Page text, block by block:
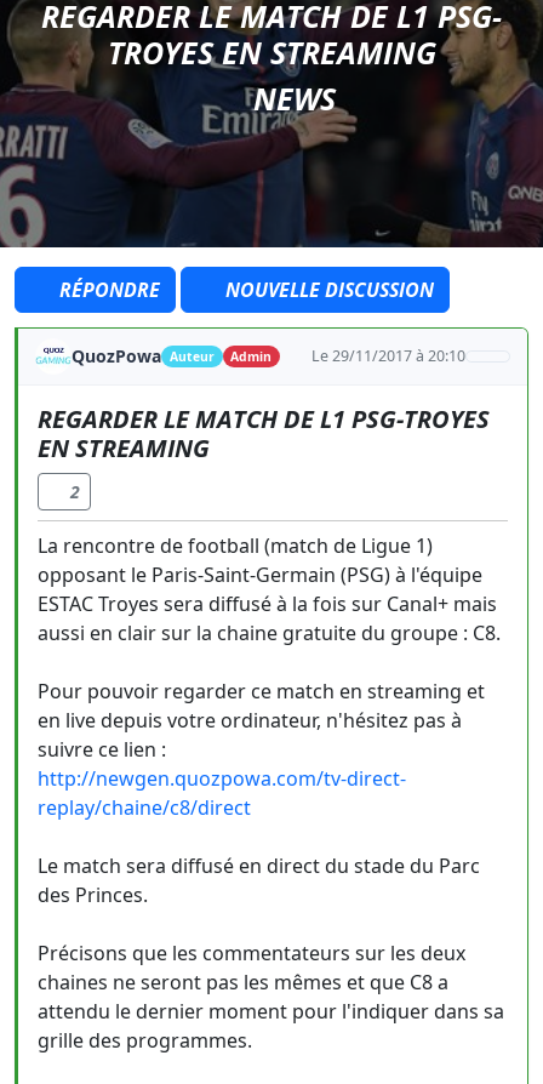
REGARDER LE MATCH DE L1 PSG-
TROYES EN STREAMING
NEWS
RÉPONDRE NOUVELLE DISCUSSION
QuozPowa Auteur Admin Le 29/11/2017 à 20:10
REGARDER LE MATCH DE L1 PSG-TROYES
EN STREAMING
2
La rencontre de football (match de Ligue 1)
opposant le Paris-Saint-Germain (PSG) à l'équipe
ESTAC Troyes sera diffusé à la fois sur Canal+ mais
aussi en clair sur la chaine gratuite du groupe : C8.
Pour pouvoir regarder ce match en streaming et
en live depuis votre ordinateur, n'hésitez pas à
suivre ce lien :
http://newgen.quozpowa.com/tv-direct-
replay/chaine/c8/direct
Le match sera diffusé en direct du stade du Parc
des Princes.
Précisons que les commentateurs sur les deux
chaines ne seront pas les mêmes et que C8 a
attendu le dernier moment pour l'indiquer dans sa
grille des programmes.